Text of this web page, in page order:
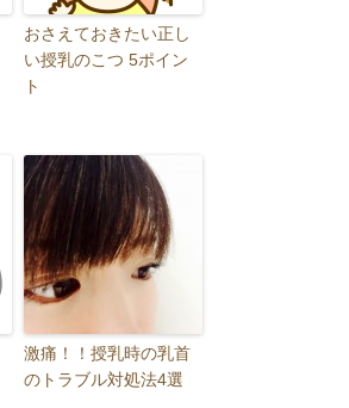
おさえておきたい正し
い授乳のこつ 5ポイン
ト
激痛！！授乳時の乳首
のトラブル対処法4選